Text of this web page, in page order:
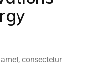
consectetur